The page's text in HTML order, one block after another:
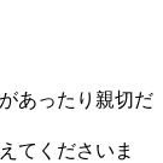
あったり親切だ
てくださいま